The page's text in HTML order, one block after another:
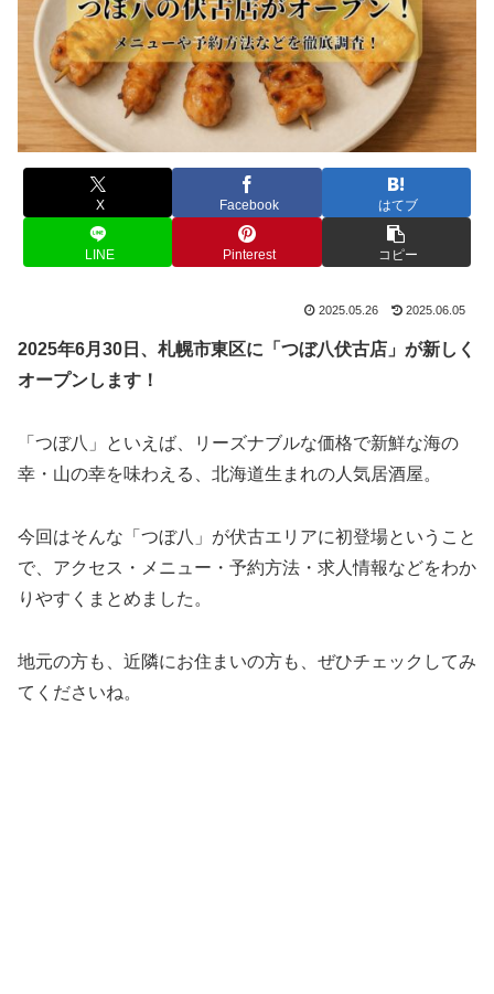
X Facebook はてブ
LINE Pinterest コピー
2025.05.26 2025.06.05
2025年6月30日、札幌市東区に「つぼ八伏古店」が新しく
オープンします！
「つぼ八」といえば、リーズナブルな価格で新鮮な海の
幸・山の幸を味わえる、北海道生まれの人気居酒屋。
今回はそんな「つぼ八」が伏古エリアに初登場ということ
で、アクセス・メニュー・予約方法・求人情報などをわか
りやすくまとめました。
地元の方も、近隣にお住まいの方も、ぜひチェックしてみ
てくださいね。